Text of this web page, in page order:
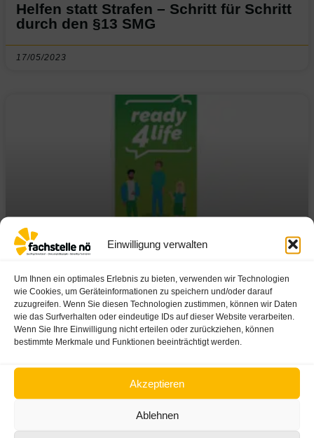
Einwilligung verwalten
Um Ihnen ein optimales Erlebnis zu bieten, verwenden wir Technologien
wie Cookies, um Geräteinformationen zu speichern und/oder darauf
zuzugreifen. Wenn Sie diesen Technologien zustimmen, können wir Daten
wie das Surfverhalten oder eindeutige IDs auf dieser Website verarbeiten.
Wenn Sie Ihre Einwilligung nicht erteilen oder zurückziehen, können
bestimmte Merkmale und Funktionen beeinträchtigt werden.
Akzeptieren
Ablehnen
Helfen statt Strafen – Schritt für Schritt
durch den §13 SMG
17/05/2023
Unser neues Angebot: Die
suchtpräventive Coaching App
ready4life
17/02/2023